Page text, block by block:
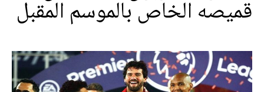
قميصه الخاص بالموسم المقبل